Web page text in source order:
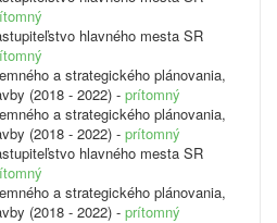
hlavného mesta SR
a strategického plánovania,
(2018 - 2022) - prítomný
a strategického plánovania,
(2018 - 2022) - prítomný
hlavného mesta SR
a strategického plánovania,
(2018 - 2022) - prítomný